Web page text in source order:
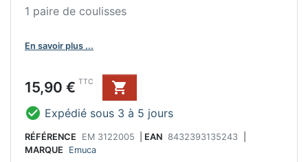
1 paire de coulisses
En savoir plus ...
Prix
15,90 € TTC

 Expédié sous 3 à 5 jours
RÉFÉRENCE EM 3122005 EAN 8432393135243
MARQUE
Emuca